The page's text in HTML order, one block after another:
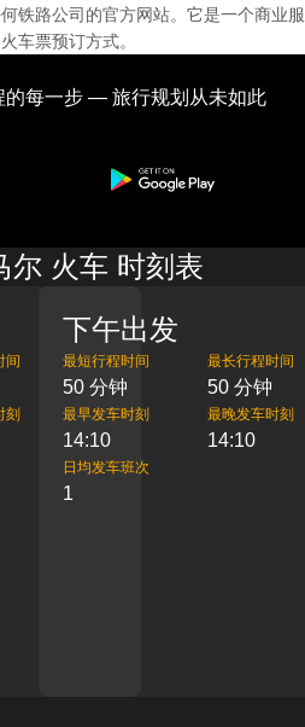
铁路公司的官方网站。它是一个商业服
车票预订方式。
的每一步 — 旅行规划从未如此
尔 火车 时刻表
间
刻
下午出发
最短行程时间
50 分钟
最长行程时间
50 分钟
最早发车时刻
14:10
最晚发车时刻
14:10
日均发车班次
1